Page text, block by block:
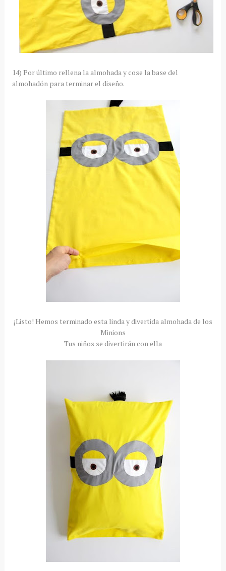
14) Por último rellena la almohada y cose la base del
almohadón para terminar el diseño.
¡Listo! Hemos terminado esta linda y divertida almohada de los
Minions
Tus niños se divertirán con ella